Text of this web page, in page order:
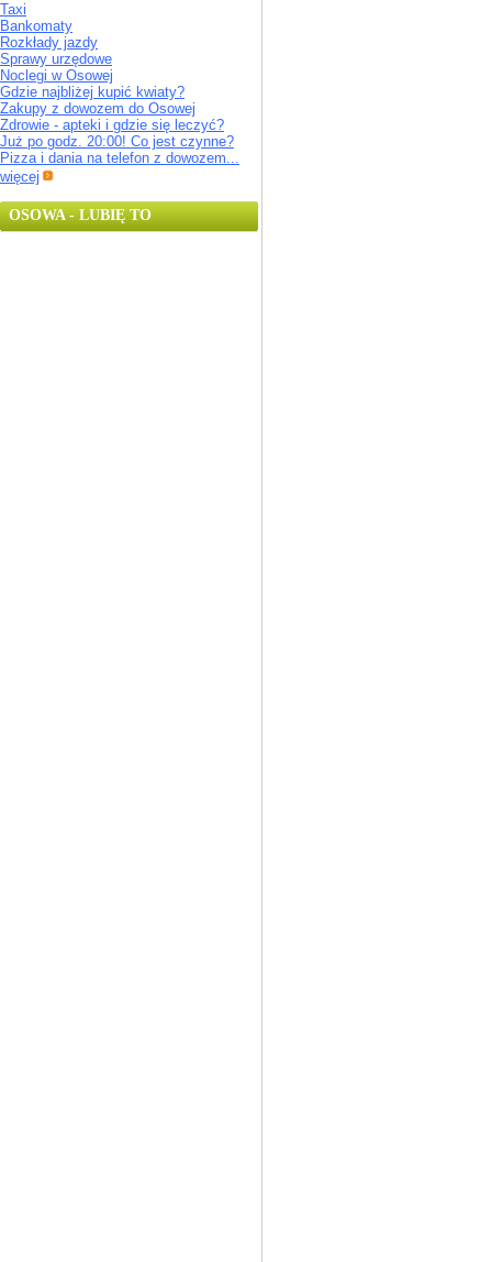
Taxi
Bankomaty
Rozkłady jazdy
Sprawy urzędowe
Noclegi w Osowej
Gdzie najbliżej kupić kwiaty?
Zakupy z dowozem do Osowej
Zdrowie - apteki i gdzie się leczyć?
Już po godz. 20:00! Co jest czynne?
Pizza i dania na telefon z dowozem...
więcej
OSOWA - LUBIĘ TO